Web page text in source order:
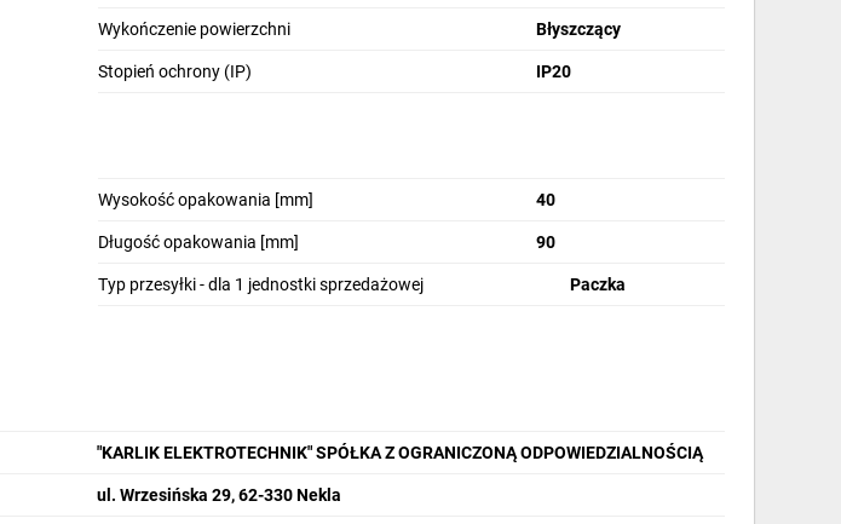
Wykończenie powierzchni Błyszczący
Stopień ochrony (IP) IP20
Wysokość opakowania [mm] 40
Długość opakowania [mm] 90
Typ przesyłki - dla 1 jednostki sprzedażowej Paczka
"KARLIK ELEKTROTECHNIK" SPÓŁKA Z OGRANICZONĄ ODPOWIEDZIALNOŚCIĄ
ul. Wrzesińska 29, 62-330 Nekla